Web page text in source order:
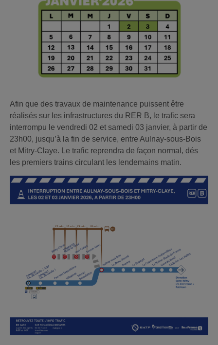
Afin que des travaux de maintenance puissent être
réalisés sur les infrastructures du RER B, le trafic sera
interrompu le vendredi 02 et samedi 03 janvier, à partir de
23h00, jusqu’à la fin de service, entre Aulnay-sous-Bois
et Mitry-Claye. Le trafic reprendra de façon normal, dés
les premiers trains circulant les lendemains matin.